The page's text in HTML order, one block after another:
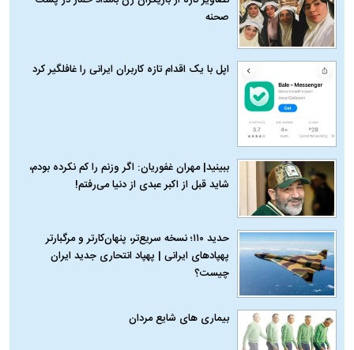
صحنه
اپل با یک اقدام تازه کاربران ایرانی را غافلگیر کرد
ببینید| مهران غفوریان: اگر وزنم را کم نکرده بودم،
شاید قبل از اکبر عبدی از دنیا می‌رفتم!
حدید ۱۱۰؛ نسخه سریع‌تر، پنهان‌کارتر و مرگبارتر
پهپادهای ایرانی | پهپاد انتحاری جدید ایران
چیست؟
بیماری‌ های شایع مردان